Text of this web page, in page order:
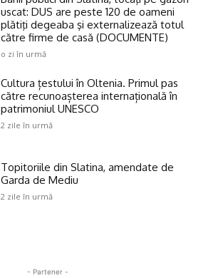
uscat: DUS are peste 120 de oameni
plătiţi degeaba şi externalizează totul
către firme de casă (DOCUMENTE)
o zi în urmă
Cultura țestului în Oltenia. Primul pas
către recunoașterea internațională în
patrimoniul UNESCO
2 zile în urmă
Topitoriile din Slatina, amendate de
Garda de Mediu
2 zile în urmă
- Partener -